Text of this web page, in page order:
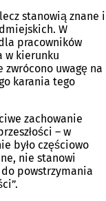
stanowią znane i
W
pracowników
w kierunku
uwagę na
karania tego
zachowanie
– w
było częściowo
nie stanowi
powstrzymania